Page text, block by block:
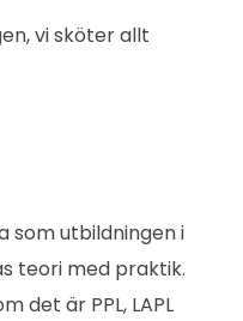
vi sköter allt
som utbildningen i
teori med praktik.
det är PPL, LAPL